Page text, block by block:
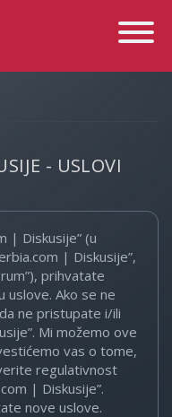
Toggle
- USLOVI
| Diskusije” (u
| Diskusije”,
prihvatate
uslove. Ako se ne
ne pristupate i/ili
Mi možemo ove
vas o tome,
regulativnost
| Diskusije”.
nove uslove.